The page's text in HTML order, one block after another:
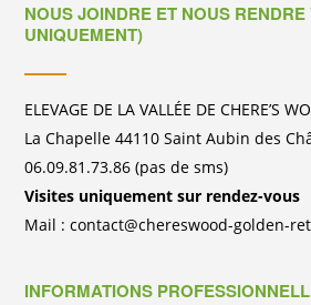
NOUS JOINDRE ET NOUS
UNIQUEMENT)
ELEVAGE DE LA VALLÉE DE CHERE’S
La Chapelle 44110 Saint Aubin des
06.09.81.73.86 (pas de sms)
Visites uniquement sur rendez-vous
Mail : contact@chereswood-golden-
INFORMATIONS